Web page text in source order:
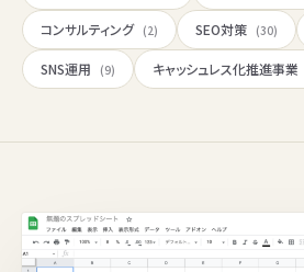
コンサルティング (2) SEO対策 (30)
SNS運用 (9) キャッシュレス化推進事業